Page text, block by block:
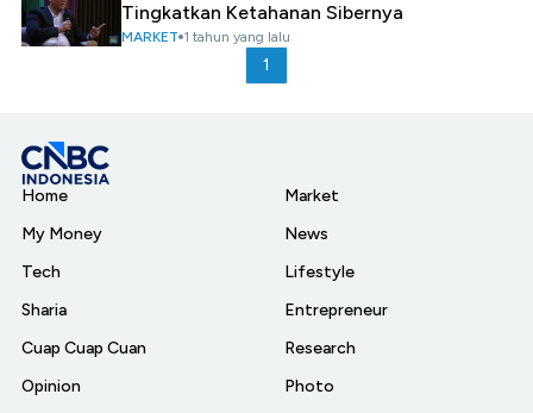
Tingkatkan Ketahanan Sibernya
MARKET 1 tahun yang lalu
1
Home
My Money
Tech
Sharia
Cuap Cuap Cuan
Opinion
Market
News
Lifestyle
Entrepreneur
Research
Photo